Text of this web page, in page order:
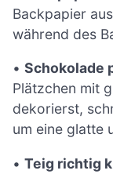
Backpapier
während des
• Schokolade
Plätzchen mit
dekorierst,
um eine glatte
• Teig richtig